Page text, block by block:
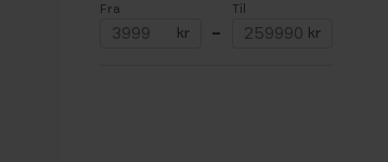
Fra
kr –
Til
kr